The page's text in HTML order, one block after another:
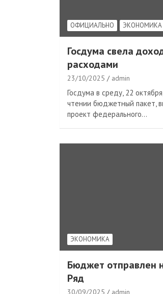
ОФИЦИАЛЬНО ЭКОНОМИКА
Госдума свела
расходами
23/10/2025 admin
Госдума в среду, 22
чтении бюджетный пакет,
проект федерального…
ЭКОНОМИКА
Бюджет отправлен
Ряд
30/09/2025 admin